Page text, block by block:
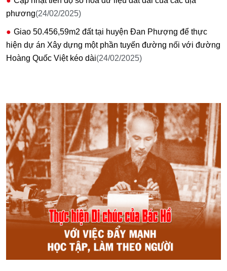
phương(24/02/2025)
Giao 50.456,59m2 đất tại huyện Đan Phượng để thực
hiện dự án Xây dựng một phần tuyến đường nối với đường
Hoàng Quốc Việt kéo dài(24/02/2025)